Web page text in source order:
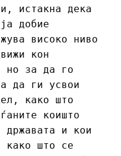
истакна дека
добие
високо ниво
кон
но за да го
да ги усвои
како што
коишто
државата и кои
како што се